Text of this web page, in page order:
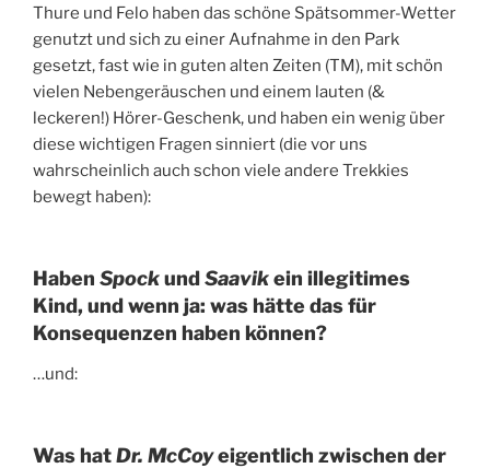
Thure und Felo haben das schöne Spätsommer-Wetter
genutzt und sich zu einer Aufnahme in den Park
gesetzt, fast wie in guten alten Zeiten (TM), mit schön
vielen Nebengeräuschen und einem lauten (&
leckeren!) Hörer-Geschenk, und haben ein wenig über
diese wichtigen Fragen sinniert (die vor uns
wahrscheinlich auch schon viele andere Trekkies
bewegt haben):
Haben SpockundSaavikein illegitimes
Kind, und wenn ja: was hätte das für
Konsequenzen haben können?
…und:
Was hatDr. McCoyeigentlich zwischen der